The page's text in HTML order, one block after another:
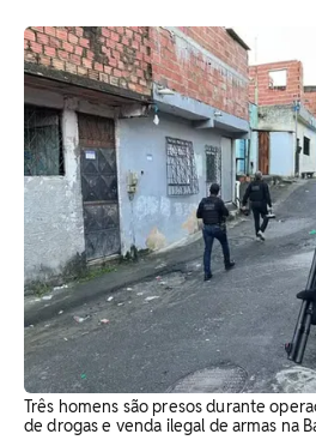
Três homens são presos durante
de drogas e venda ilegal de armas na